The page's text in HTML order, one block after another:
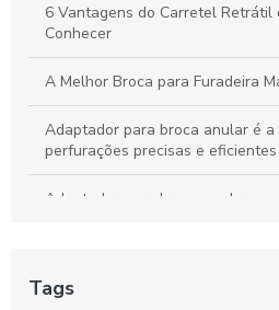
6 Vantagens do Carretel Retrátil
Conhecer
A Melhor Broca para Furadeira
Adaptador para broca anular é
perfurações precisas e
Adaptador para broca anular:
suas necessidades
Tags